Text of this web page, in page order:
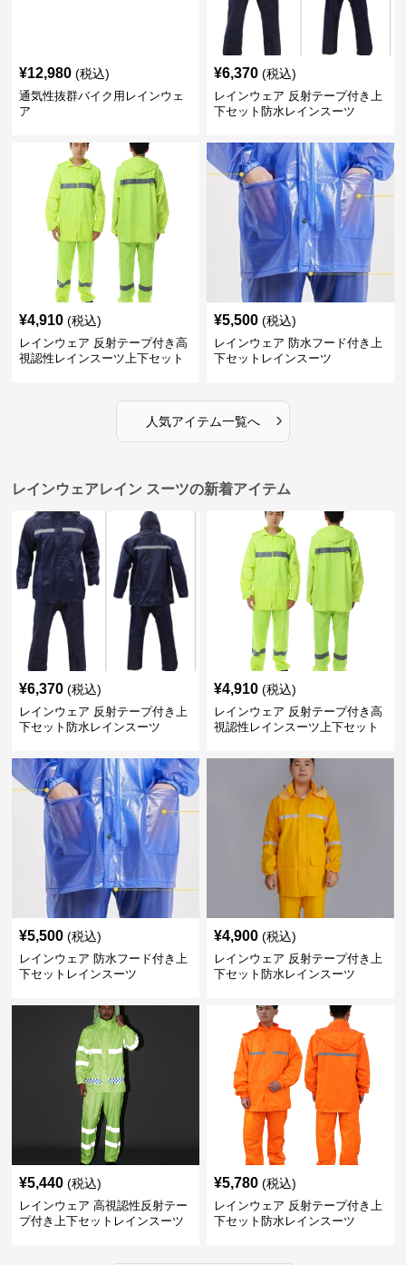
¥12,980 (税込)
通気性抜群バイク用レインウェ
ア
¥6,370 (税込)
レインウェア 反射テープ付き上
下セット防水レインスーツ
¥4,910 (税込)
レインウェア 反射テープ付き高
視認性レインスーツ上下セット
¥5,500 (税込)
レインウェア 防水フード付き上
下セットレインスーツ
人気アイテム一覧へ ›
レインウェアレイン スーツの新着アイテム
¥6,370 (税込)
レインウェア 反射テープ付き上
下セット防水レインスーツ
¥4,910 (税込)
レインウェア 反射テープ付き高
視認性レインスーツ上下セット
¥5,500 (税込)
レインウェア 防水フード付き上
下セットレインスーツ
¥4,900 (税込)
レインウェア 反射テープ付き上
下セット防水レインスーツ
¥5,440 (税込)
レインウェア 高視認性反射テー
プ付き上下セットレインスーツ
¥5,780 (税込)
レインウェア 反射テープ付き上
下セット防水レインスーツ